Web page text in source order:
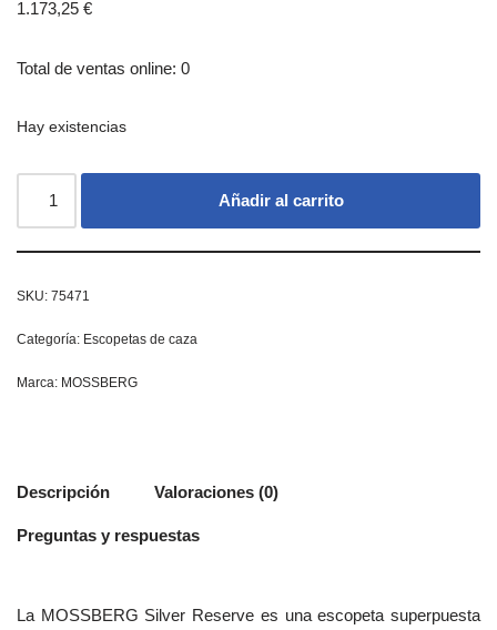
1.173,25 €
Total de ventas online: 0
Hay existencias
Añadir al carrito
SKU: 75471
Categoría: Escopetas de caza
Marca: MOSSBERG
Descripción Valoraciones (0)
Preguntas y respuestas
La MOSSBERG Silver Reserve es una escopeta superpuesta